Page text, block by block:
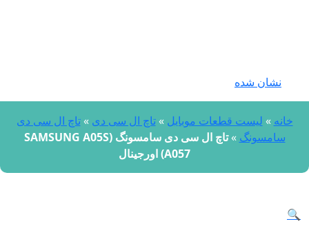
نشان شده
»لیست قطعات موبایل»تاچ ال سی دی»تاچ ال سی دی
سامسونگ»
تاچ ال سی دی سامسونگ (SAMSUNG A05S
(A057 اورجینال